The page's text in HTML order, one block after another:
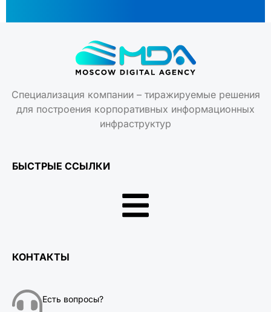
Специализация компании – тиражируемые решения
для построения корпоративных информационных
инфраструктур
БЫСТРЫЕ ССЫЛКИ
КОНТАКТЫ
Есть вопросы?